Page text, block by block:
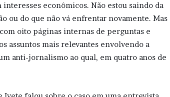
econômicos. Não estou saindo da
ou do que não vá enfrentar novamente. Mas
oito páginas internas de perguntas e
assuntos mais relevantes envolvendo a
anti-jornalismo ao qual, em quatro anos de